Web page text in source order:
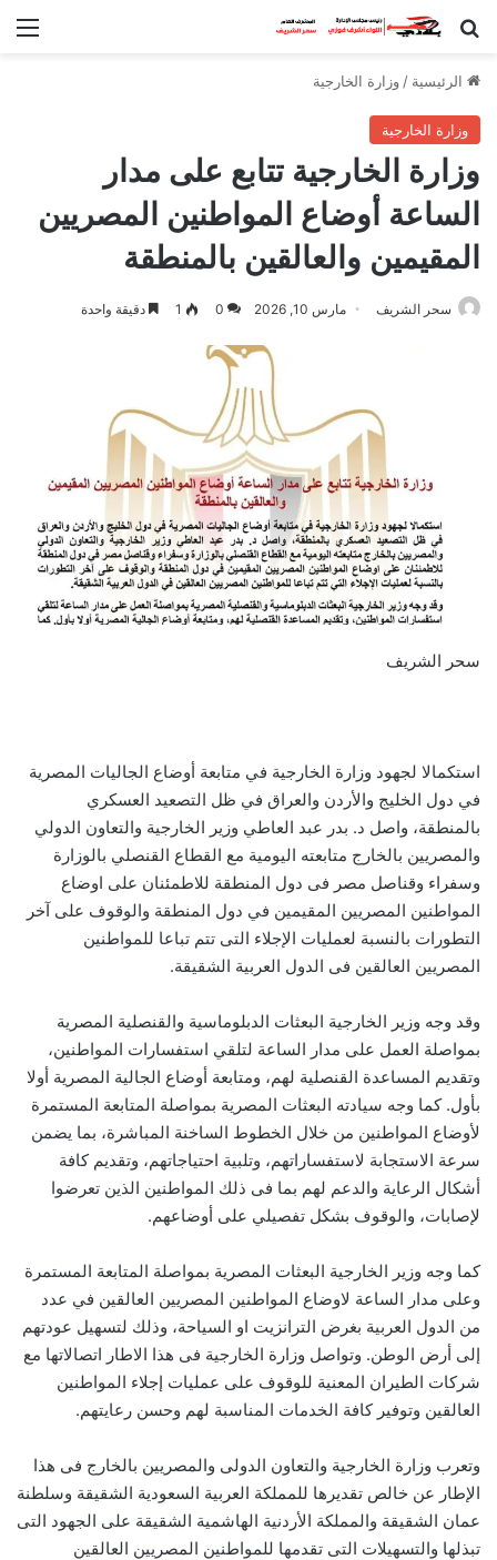
بحث عن
الرئيسية / وزارة الخارجية
وزارة الخارجية
وزارة الخارجية تتابع على مدار
الساعة أوضاع المواطنين المصريين
المقيمين والعالقين بالمنطقة
سحر الشريف مارس 10, 2026 0
1 دقيقة واحدة
سحر الشريف
استكمالا لجهود وزارة الخارجية في متابعة أوضاع الجاليات المصرية
في دول الخليج والأردن والعراق في ظل التصعيد العسكري
بالمنطقة، واصل د. بدر عبد العاطي وزير الخارجية والتعاون الدولي
والمصريين بالخارج متابعته اليومية مع القطاع القنصلي بالوزارة
وسفراء وقناصل مصر فى دول المنطقة للاطمئنان على اوضاع
المواطنين المصريين المقيمين في دول المنطقة والوقوف على آخر
التطورات بالنسبة لعمليات الإجلاء التى تتم تباعا للمواطنين
المصريين العالقين فى الدول العربية الشقيقة.
وقد وجه وزير الخارجية البعثات الدبلوماسية والقنصلية المصرية
بمواصلة العمل على مدار الساعة لتلقي استفسارات المواطنين،
وتقديم المساعدة القنصلية لهم، ومتابعة أوضاع الجالية المصرية أولا
بأول. كما وجه سيادته البعثات المصرية بمواصلة المتابعة المستمرة
لأوضاع المواطنين من خلال الخطوط الساخنة المباشرة، بما يضمن
سرعة الاستجابة لاستفساراتهم، وتلبية احتياجاتهم، وتقديم كافة
أشكال الرعاية والدعم لهم بما فى ذلك المواطنين الذين تعرضوا
لإصابات، والوقوف بشكل تفصيلي على أوضاعهم.
كما وجه وزير الخارجية البعثات المصرية بمواصلة المتابعة المستمرة
وعلى مدار الساعة لاوضاع المواطنين المصريين العالقين في عدد
من الدول العربية بغرض الترانزيت او السياحة، وذلك لتسهيل عودتهم
إلى أرض الوطن. وتواصل وزارة الخارجية فى هذا الاطار اتصالاتها مع
شركات الطيران المعنية للوقوف على عمليات إجلاء المواطنين
العالقين وتوفير كافة الخدمات المناسبة لهم وحسن رعايتهم.
وتعرب وزارة الخارجية والتعاون الدولى والمصريين بالخارج فى هذا
الإطار عن خالص تقديرها للمملكة العربية السعودية الشقيقة وسلطنة
عمان الشقيقة والمملكة الأردنية الهاشمية الشقيقة على الجهود التى
تبذلها والتسهيلات التى تقدمها للمواطنين المصريين العالقين